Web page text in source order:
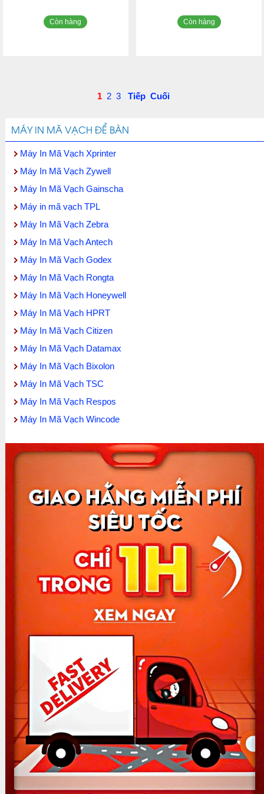
Còn hàng Còn hàng
1 2 3 Tiếp Cuối
MÁY IN MÃ VẠCH ĐỂ BÀN
Máy In Mã Vạch Xprinter
Máy In Mã Vạch Zywell
Máy In Mã Vạch Gainscha
Máy in mã vạch TPL
Máy In Mã Vạch Zebra
Máy In Mã Vạch Antech
Máy In Mã Vạch Godex
Máy In Mã Vạch Rongta
Máy In Mã Vạch Honeywell
Máy In Mã Vạch HPRT
Máy In Mã Vạch Citizen
Máy In Mã Vạch Datamax
Máy In Mã Vạch Bixolon
Máy In Mã Vạch TSC
Máy In Mã Vạch Respos
Máy In Mã Vạch Wincode